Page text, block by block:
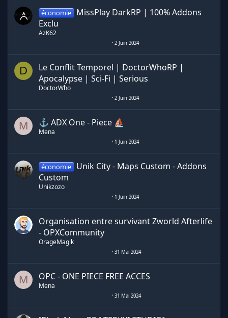
économie
MissPlay DarkRP | 100% Addons
Exclu
AzK62
2 Juin 2024
D
Le Conflit Temporel | DoctorWhoRP |
Apocalypse | Sci-Fi | Serious
DoctorWho
2 Juin 2024
M ⚓ ADX One - Piece ⛵
Mena
1 Juin 2024
économie
Unik City - Maps Custom - Addons
Custom
Unikzozo
1 Juin 2024
Organisation entre survivant Zworld Afterlife
- OPXCommunity
OrageMagik
31 Mai 2024
M OPC - ONE PIECE FREE ACCES
Mena
31 Mai 2024